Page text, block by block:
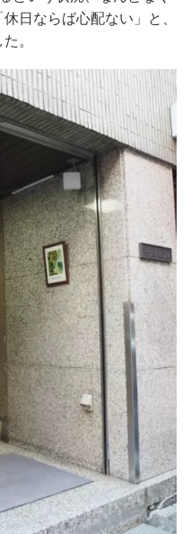
日ならば心配ない」と、
。